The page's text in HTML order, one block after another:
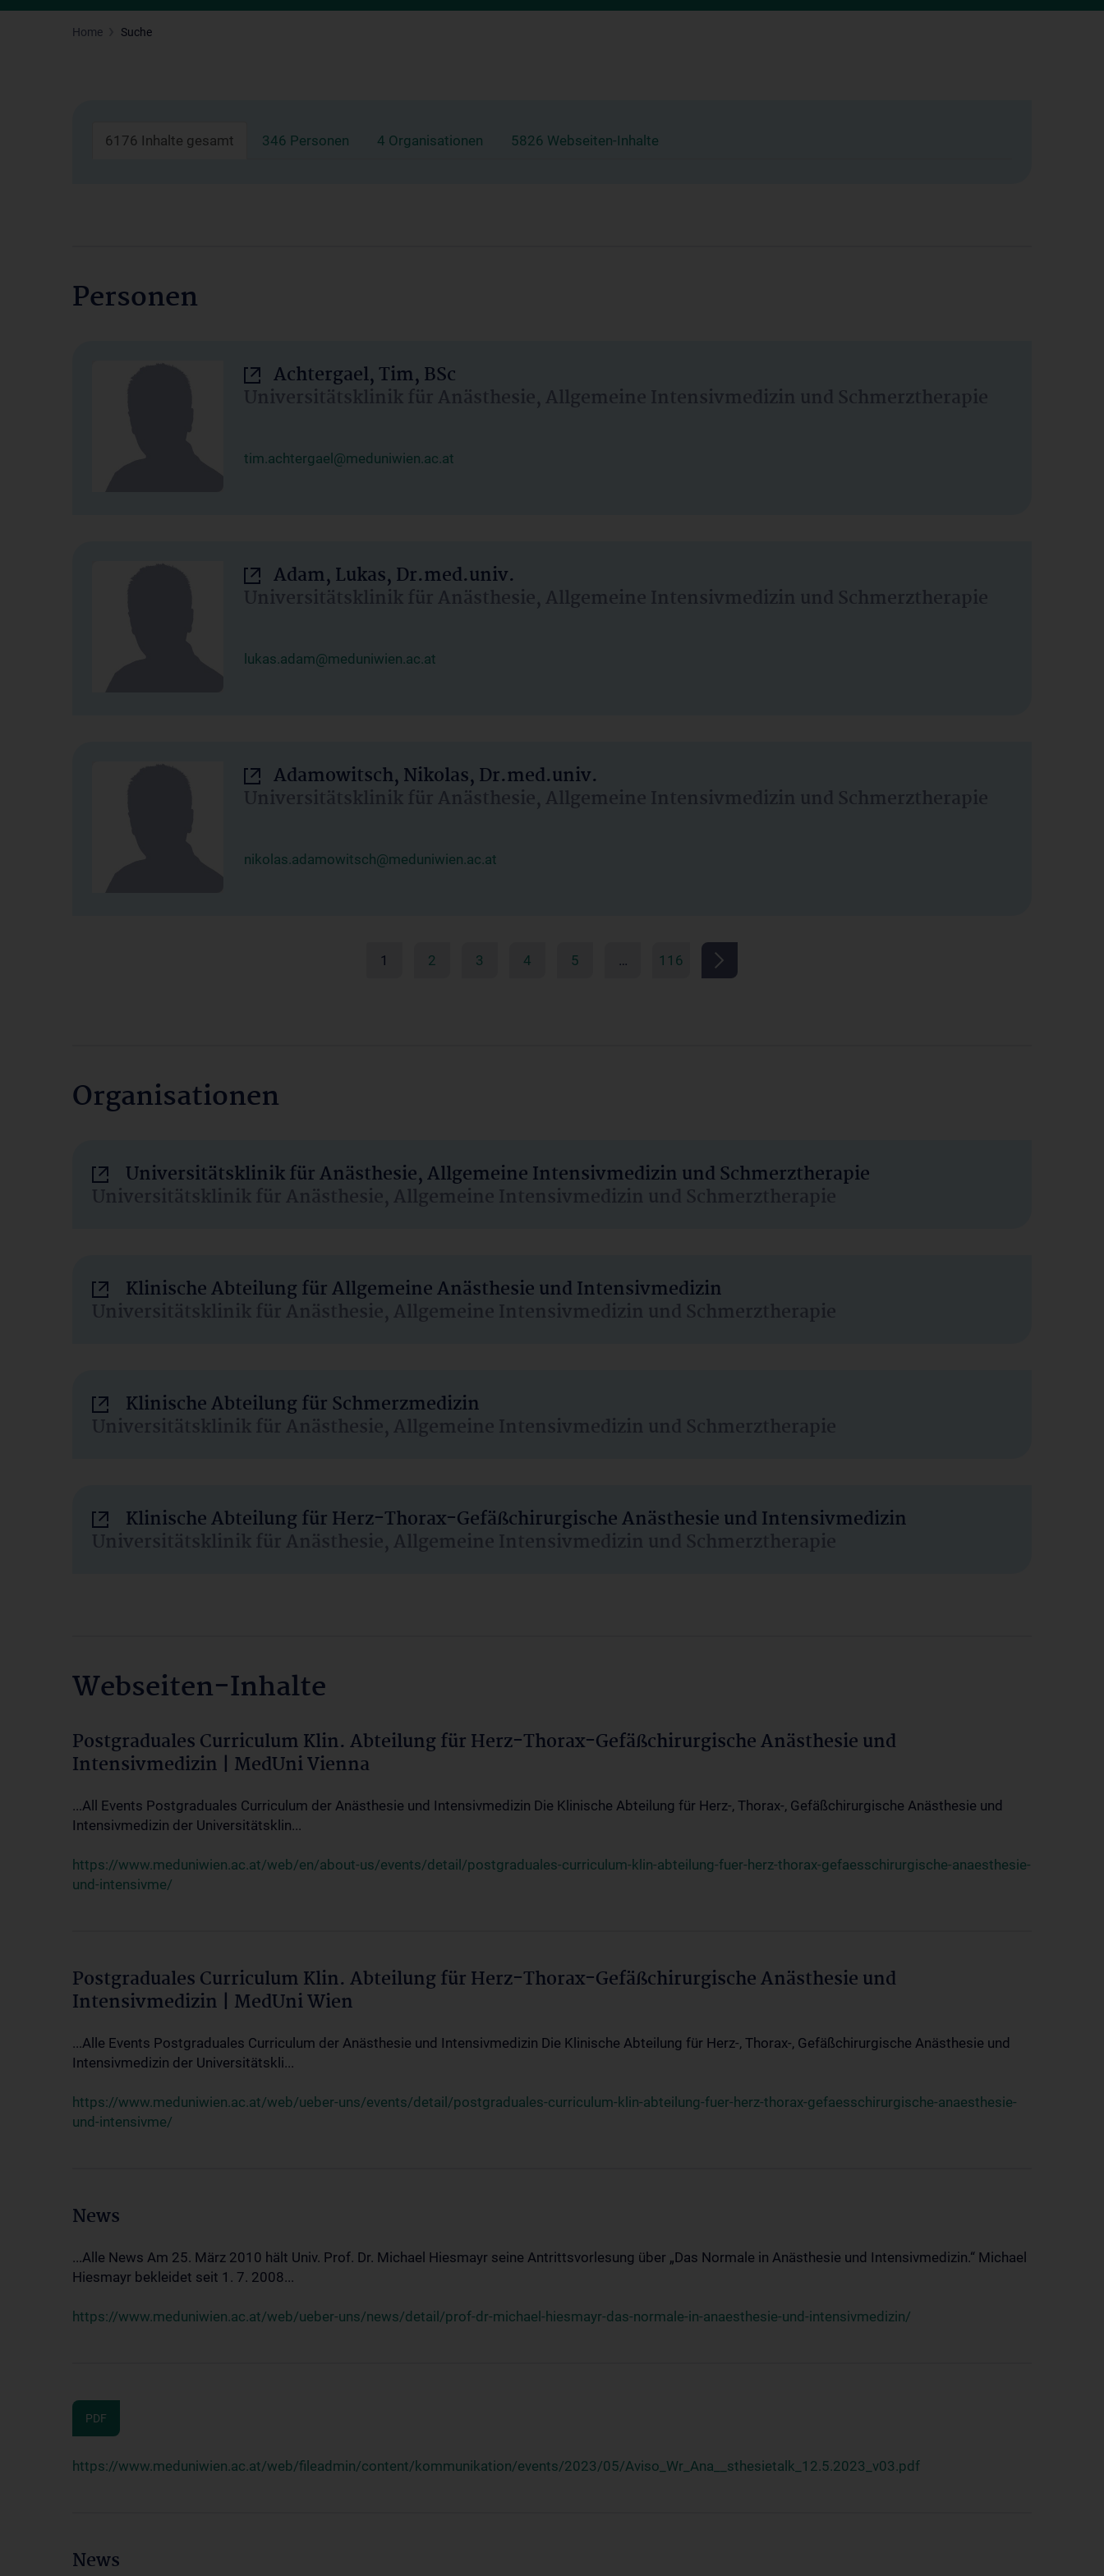
Home Suche
6176 Inhalte gesamt 346 Personen 4 Organisationen 5826 Webseiten-Inhalte
Personen
Achtergael, Tim, BSc
Universitätsklinik für Anästhesie, Allgemeine Intensivmedizin und Schmerztherapie
tim.achtergael@meduniwien.ac.at
Adam, Lukas, Dr.med.univ.
Universitätsklinik für Anästhesie, Allgemeine Intensivmedizin und Schmerztherapie
lukas.adam@meduniwien.ac.at
Adamowitsch, Nikolas, Dr.med.univ.
Universitätsklinik für Anästhesie, Allgemeine Intensivmedizin und Schmerztherapie
nikolas.adamowitsch@meduniwien.ac.at
1 2 3 4 5 … 116
Organisationen
Universitätsklinik für Anästhesie, Allgemeine Intensivmedizin und Schmerztherapie
Universitätsklinik für Anästhesie, Allgemeine Intensivmedizin und Schmerztherapie
Klinische Abteilung für Allgemeine Anästhesie und Intensivmedizin
Universitätsklinik für Anästhesie, Allgemeine Intensivmedizin und Schmerztherapie
Klinische Abteilung für Schmerzmedizin
Universitätsklinik für Anästhesie, Allgemeine Intensivmedizin und Schmerztherapie
Klinische Abteilung für Herz-Thorax-Gefäßchirurgische Anästhesie und Intensivmedizin
Universitätsklinik für Anästhesie, Allgemeine Intensivmedizin und Schmerztherapie
Webseiten-Inhalte
Postgraduales Curriculum Klin. Abteilung für Herz-Thorax-Gefäßchirurgische Anästhesie und
Intensivmedizin | MedUni Vienna
...All Events Postgraduales Curriculum der Anästhesie und Intensivmedizin Die Klinische Abteilung für Herz-, Thorax-, Gefäßchirurgische Anästhesie und
Intensivmedizin der Universitätsklin...
https://www.meduniwien.ac.at/web/en/about-us/events/detail/postgraduales-curriculum-klin-abteilung-fuer-herz-thorax-gefaesschirurgische-anaesthesie-
und-intensivme/
Postgraduales Curriculum Klin. Abteilung für Herz-Thorax-Gefäßchirurgische Anästhesie und
Intensivmedizin | MedUni Wien
...Alle Events Postgraduales Curriculum der Anästhesie und Intensivmedizin Die Klinische Abteilung für Herz-, Thorax-, Gefäßchirurgische Anästhesie und
Intensivmedizin der Universitätskli...
https://www.meduniwien.ac.at/web/ueber-uns/events/detail/postgraduales-curriculum-klin-abteilung-fuer-herz-thorax-gefaesschirurgische-anaesthesie-
und-intensivme/
News
...Alle News Am 25. März 2010 hält Univ. Prof. Dr. Michael Hiesmayr seine Antrittsvorlesung über „Das Normale in Anästhesie und Intensivmedizin.“ Michael
Hiesmayr bekleidet seit 1. 7. 2008...
https://www.meduniwien.ac.at/web/ueber-uns/news/detail/prof-dr-michael-hiesmayr-das-normale-in-anaesthesie-und-intensivmedizin/
PDF
https://www.meduniwien.ac.at/web/fileadmin/content/kommunikation/events/2023/05/Aviso_Wr_Ana__sthesietalk_12.5.2023_v03.pdf
News